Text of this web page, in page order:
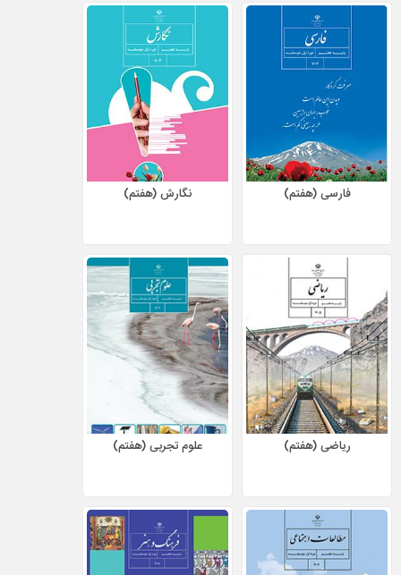
فارسی (هفتم) نگارش (هفتم)
ریاضی (هفتم) علوم تجربی (هفتم)